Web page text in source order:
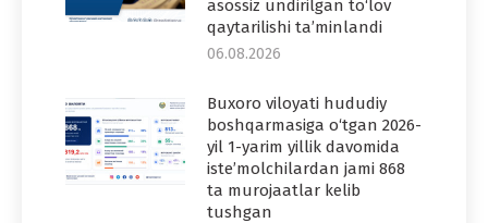
asossiz undirilgan to‘lov
qaytarilishi ta’minlandi
06.08.2026
Buxoro viloyati hududiy
boshqarmasiga o‘tgan 2026-
yil 1-yarim yillik davomida
iste’molchilardan jami 868
ta murojaatlar kelib
tushgan